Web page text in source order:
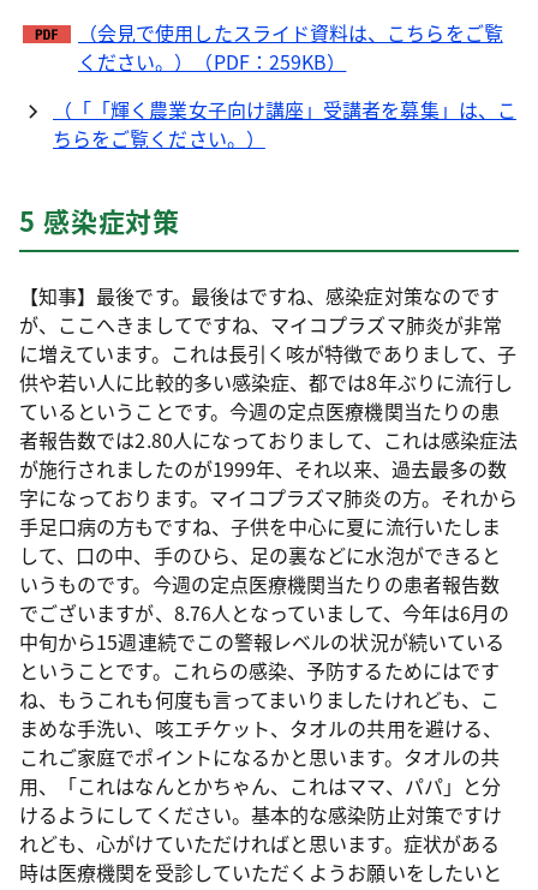
（会見で使用したスライド資料は、こちらをご覧
ください。）（PDF：259KB）
（「「輝く農業女子向け講座」受講者を募集」は、こ
ちらをご覧ください。）
5 感染症対策
【知事】最後です。最後はですね、感染症対策なのです
が、ここへきましてですね、マイコプラズマ肺炎が非常
に増えています。これは長引く咳が特徴でありまして、子
供や若い人に比較的多い感染症、都では8年ぶりに流行し
ているということです。今週の定点医療機関当たりの患
者報告数では2.80人になっておりまして、これは感染症法
が施行されましたのが1999年、それ以来、過去最多の数
字になっております。マイコプラズマ肺炎の方。それから
手足口病の方もですね、子供を中心に夏に流行いたしま
して、口の中、手のひら、足の裏などに水泡ができると
いうものです。今週の定点医療機関当たりの患者報告数
でございますが、8.76人となっていまして、今年は6月の
中旬から15週連続でこの警報レベルの状況が続いている
ということです。これらの感染、予防するためにはです
ね、もうこれも何度も言ってまいりましたけれども、こ
まめな手洗い、咳エチケット、タオルの共用を避ける、
これご家庭でポイントになるかと思います。タオルの共
用、「これはなんとかちゃん、これはママ、パパ」と分
けるようにしてください。基本的な感染防止対策ですけ
れども、心がけていただければと思います。症状がある
時は医療機関を受診していただくようお願いをしたいと